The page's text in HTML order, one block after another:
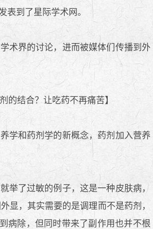
表到了星际学术网。
术界的讨论，进而被媒体们传播到外
的结合？让吃药不再痛苦】
学和药剂学的新概念，药剂加入营养
举了过敏的例子，这是一种皮肤病，
显，其实需要的是调理而不是药剂，
病除，但同时带来了副作用也并不根